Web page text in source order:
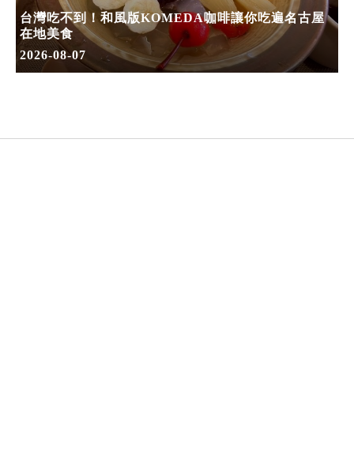
台灣吃不到！和風版KOMEDA咖啡讓你吃遍名古屋
在地美食
2026-08-07